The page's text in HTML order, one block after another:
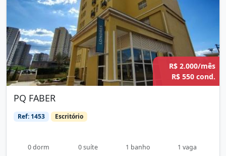
R$ 2.000/mês
R$ 550 cond.
PQ FABER
Ref: 1453 Escritório
0 dorm 0 suíte 1 banho 1 vaga